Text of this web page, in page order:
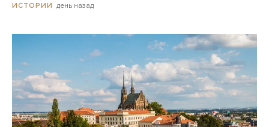
ИСТОРИИ день назад